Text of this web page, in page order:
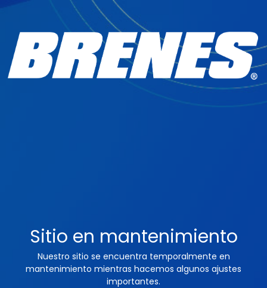
Sitio en mantenimiento
Nuestro sitio se encuentra temporalmente en
mantenimiento mientras hacemos algunos ajustes
importantes.